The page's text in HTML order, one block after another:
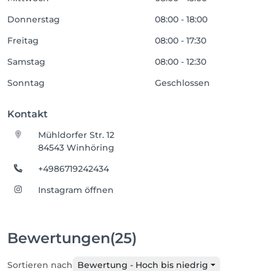
Donnerstag
08:00 - 18:00
Freitag
08:00 - 17:30
Samstag
08:00 - 12:30
Sonntag
Geschlossen
Kontakt
Mühldorfer Str. 12
84543 Winhöring
+4986719242434
Instagram öffnen
Bewertungen(25)
Sortieren nach Bewertung - Hoch bis niedrig